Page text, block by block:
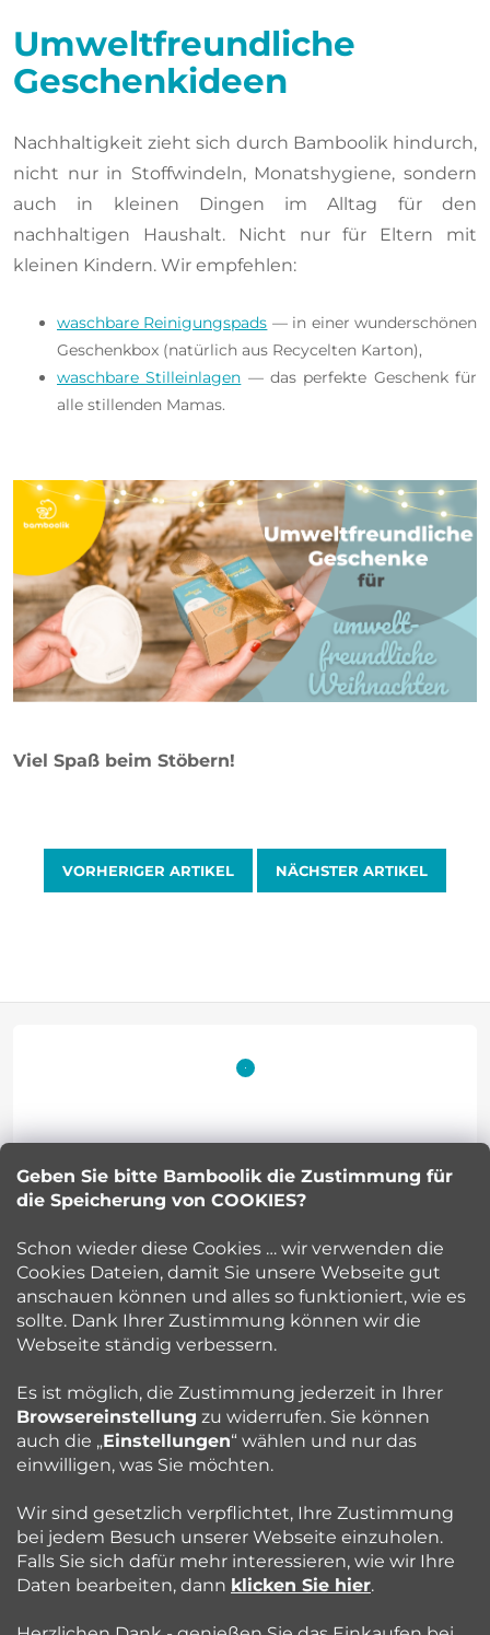
Geben Sie bitte Bamboolik die Zustimmung für
die Speicherung von COOKIES?
Schon wieder diese Cookies … wir verwenden die
Cookies Dateien, damit Sie unsere Webseite gut
anschauen können und alles so funktioniert, wie es
sollte. Dank Ihrer Zustimmung können wir die
Webseite ständig verbessern.
Es ist möglich, die Zustimmung jederzeit in Ihrer
Browsereinstellung zu widerrufen. Sie können
auch die „Einstellungen“ wählen und nur das
einwilligen, was Sie möchten.
Wir sind gesetzlich verpflichtet, Ihre Zustimmung
bei jedem Besuch unserer Webseite einzuholen.
Falls Sie sich dafür mehr interessieren, wie wir Ihre
Daten bearbeiten, dann klicken Sie hier.
Umweltfreundliche
Geschenkideen
Nachhaltigkeit zieht sich durch Bamboolik hindurch,
nicht nur in Stoffwindeln, Monatshygiene, sondern
auch in kleinen Dingen im Alltag für den
nachhaltigen Haushalt. Nicht nur für Eltern mit
kleinen Kindern. Wir empfehlen:
waschbare Reinigungspads — in einer wunderschönen
Geschenkbox (natürlich aus Recycelten Karton),
waschbare Stilleinlagen — das perfekte Geschenk für
alle stillenden Mamas.
Viel Spaß beim Stöbern!
VORHERIGER ARTIKEL NÄCHSTER ARTIKEL
ß
z
e
eBamboolik
Kundenservice
Beratung
Blog
Petra Kuncova
Folgen Sie uns: